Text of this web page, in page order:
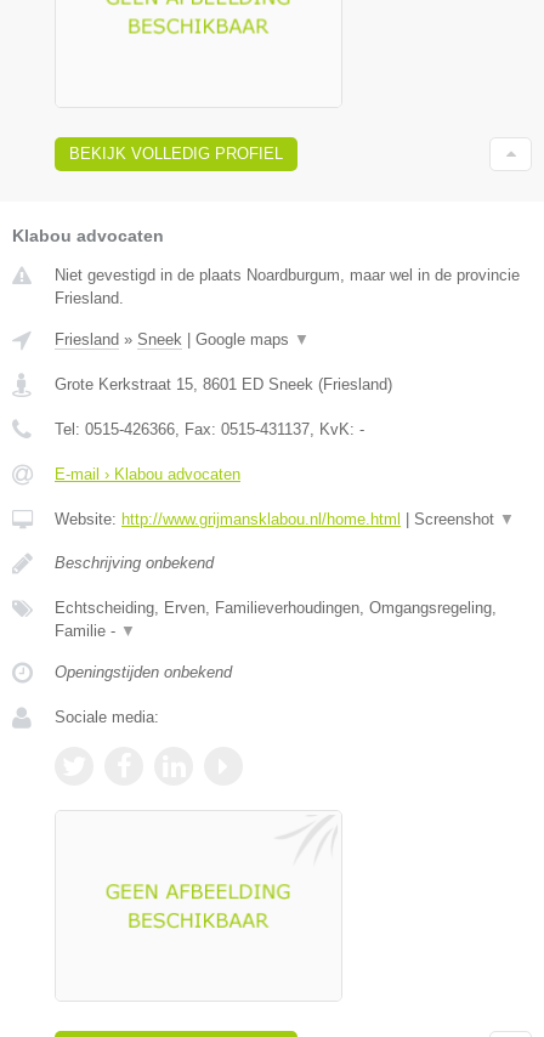
BEKIJK VOLLEDIG PROFIEL
Klabou advocaten
Niet gevestigd in de plaats Noardburgum, maar wel in de provincie
Friesland.
Friesland » Sneek | Google maps ▼
Grote Kerkstraat 15 8601 ED Sneek (Friesland)
Tel: 0515-426366 , Fax: 0515-431137 , KvK: -
E-mail › Klabou advocaten
Website: http://www.grijmansklabou.nl/home.html | Screenshot ▼
Beschrijving onbekend
Echtscheiding, Erven, Familieverhoudingen, Omgangsregeling,
Familie - ▼
Openingstijden onbekend
Sociale media: